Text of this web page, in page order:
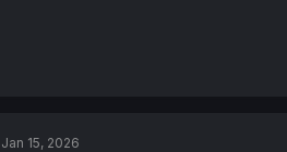
Jan 15, 2026